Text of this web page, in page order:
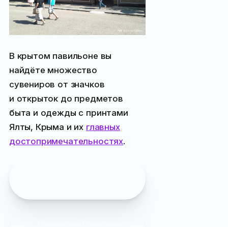
В крытом павильоне вы
найдёте множество
сувениров от значков
и открыток до предметов
быта и одежды с принтами
Ялты, Крыма и их главных
достопримечательностях.